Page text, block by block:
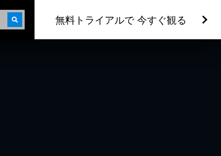
無料トライアルで 今すぐ観る